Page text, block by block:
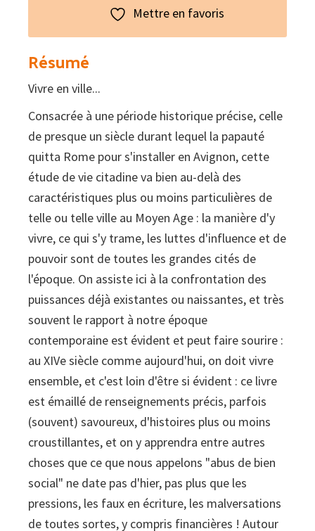
Mettre en favoris
Résumé
Vivre en ville...
Consacrée à une période historique précise, celle
de presque un siècle durant lequel la papauté
quitta Rome pour s'installer en Avignon, cette
étude de vie citadine va bien au-delà des
caractéristiques plus ou moins particulières de
telle ou telle ville au Moyen Age : la manière d'y
vivre, ce qui s'y trame, les luttes d'influence et de
pouvoir sont de toutes les grandes cités de
l'époque. On assiste ici à la confrontation des
puissances déjà existantes ou naissantes, et très
souvent le rapport à notre époque
contemporaine est évident et peut faire sourire :
au XIVe siècle comme aujourd'hui, on doit vivre
ensemble, et c'est loin d'être si évident : ce livre
est émaillé de renseignements précis, parfois
(souvent) savoureux, d'histoires plus ou moins
croustillantes, et on y apprendra entre autres
choses que ce que nous appelons "abus de bien
social" ne date pas d'hier, pas plus que les
pressions, les faux en écriture, les malversations
de toutes sortes, y compris financières ! Autour